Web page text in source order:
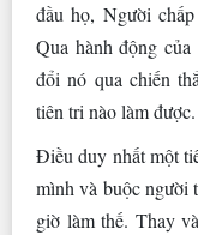
đầu họ, Người
Qua hành động
đổi nó qua chiến
tiên tri nào làm được.
Điều duy nhất một
mình và buộc người
giờ làm thế. Thay